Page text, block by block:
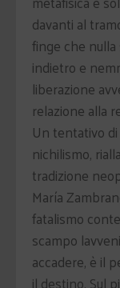
davanti al
finge che
indietro e
liberazione
relazione alla
Un tentativo
nichilismo,
tradizione
María
fatalismo
scampo
accadere, è il
il destino. Sul